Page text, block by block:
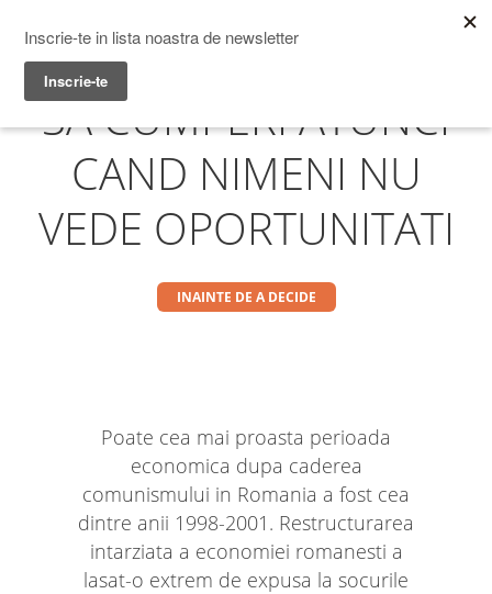
Menu
Prime Transaction
SA CUMPERI ATUNCI
CAND NIMENI NU
VEDE OPORTUNITATI
INAINTE DE A DECIDE
Poate cea mai proasta perioada
economica dupa caderea
comunismului in Romania a fost cea
dintre anii 1998-2001. Restructurarea
intarziata a economiei romanesti a
lasat-o extrem de expusa la socurile